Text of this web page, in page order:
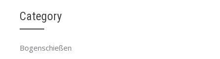
Category
Bogenschießen